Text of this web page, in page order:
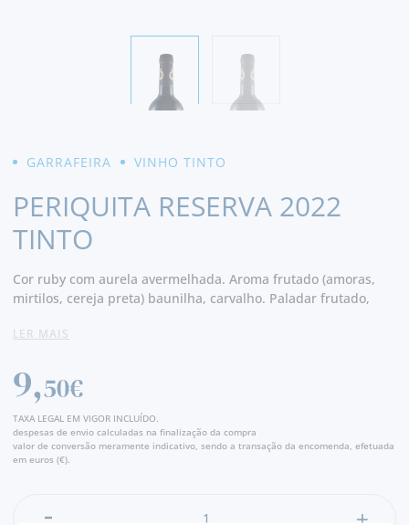
GARRAFEIRA VINHO TINTO
PERIQUITA RESERVA 2022
TINTO
Cor ruby com aurela avermelhada. Aroma frutado (amoras,
mirtilos, cereja preta) baunilha, carvalho. Paladar frutado,
presentes mas suaves. Final médio e agradável. - Produtor
LER MAIS
9,50€
TAXA LEGAL EM VIGOR INCLUÍDO.
despesas de envio calculadas na finalização da compra
valor de conversão meramente indicativo, sendo a transação da encomenda, efetuada
em euros (€).